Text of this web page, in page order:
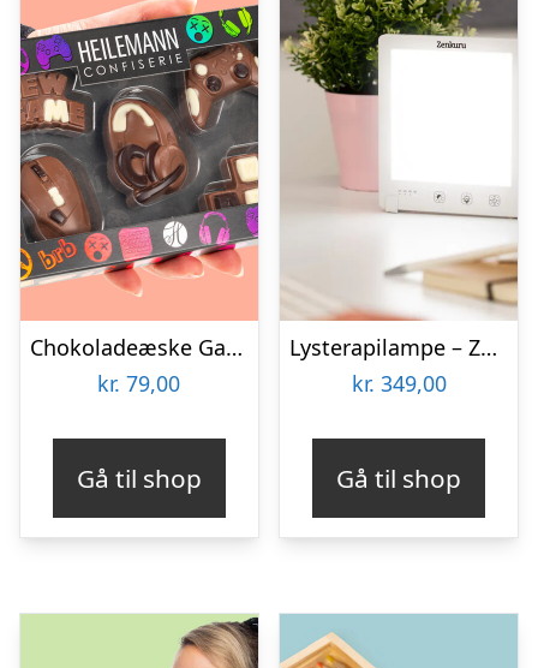
Chokoladeæske Gaming
kr. 79,00
Gå til shop
Lysterapilampe – Zenkuru
kr. 349,00
Gå til shop